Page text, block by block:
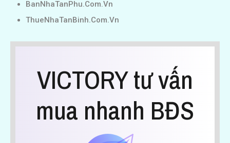
BanNhaTanPhu.Com.Vn
ThueNhaTanBinh.Com.Vn
VICTORY tư vấn
mua nhanh BĐS